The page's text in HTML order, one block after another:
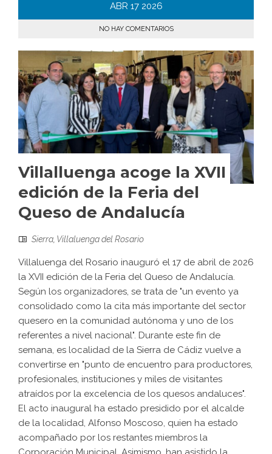
ABR 17 2026
NO HAY COMENTARIOS
Villalluenga acoge la XVII
edición de la Feria del
Queso de Andalucía
Sierra Villaluenga del Rosario
Villaluenga del Rosario inauguró el 17 de abril de 2026
la XVII edición de la Feria del Queso de Andalucía.
Según los organizadores, se trata de "un evento ya
consolidado como la cita más importante del sector
quesero en la comunidad autónoma y uno de los
referentes a nivel nacional". Durante este fin de
semana, es localidad de la Sierra de Cádiz vuelve a
convertirse en "punto de encuentro para productores,
profesionales, instituciones y miles de visitantes
atraídos por la excelencia de los quesos andaluces".
El acto inaugural ha estado presidido por el alcalde
de la localidad, Alfonso Moscoso, quien ha estado
acompañado por los restantes miembros la